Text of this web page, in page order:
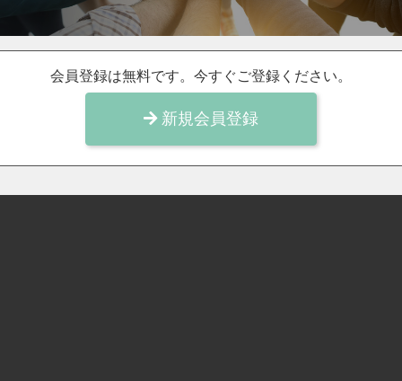
会員登録は無料です。今すぐご登録ください。
新規会員登録